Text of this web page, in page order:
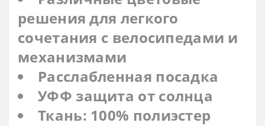
решения для легкого
сочетания с велосипедами и
механизмами
Расслабленная посадка
УФФ защита от солнца
Ткань: 100% полиэстер